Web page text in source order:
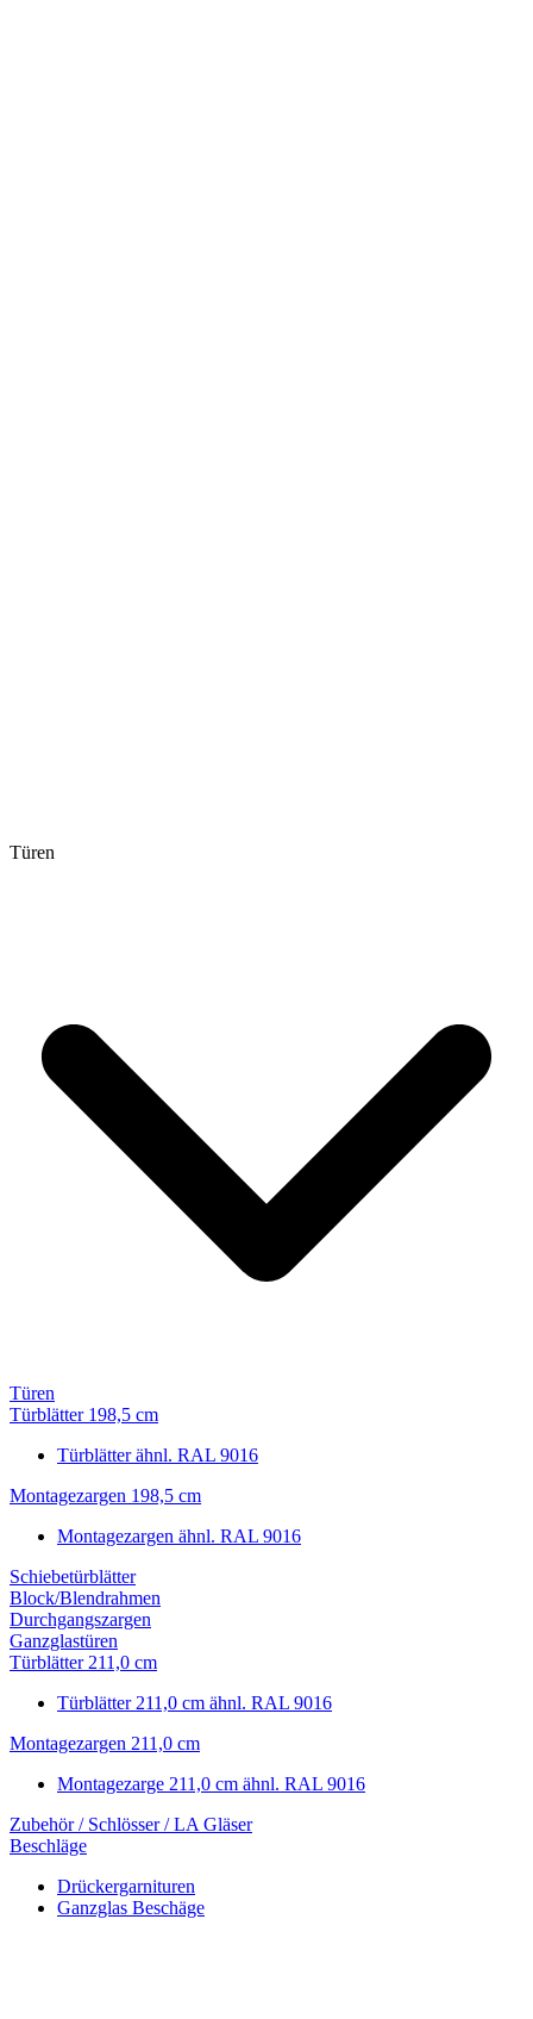
Türen
Türen
Türblätter 198,5 cm
Türblätter ähnl. RAL 9016
Montagezargen 198,5 cm
Montagezargen ähnl. RAL 9016
Schiebetürblätter
Block/Blendrahmen
Durchgangszargen
Ganzglastüren
Türblätter 211,0 cm
Türblätter 211,0 cm ähnl. RAL 9016
Montagezargen 211,0 cm
Montagezarge 211,0 cm ähnl. RAL 9016
Zubehör / Schlösser / LA Gläser
Beschläge
Drückergarnituren
Ganzglas Beschäge